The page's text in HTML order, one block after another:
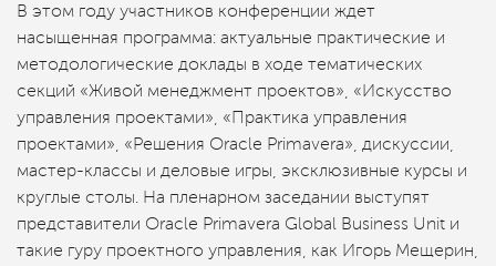
В этом году участников конференции ждет
насыщенная программа: актуальные практические и
методологические доклады в ходе тематических
секций «Живой менеджмент проектов», «Искусство
управления проектами», «Практика управления
проектами», «Решения Oracle Primavera», дискуссии,
мастер-классы и деловые игры, эксклюзивные курсы и
круглые столы. На пленарном заседании выступят
представители Oracle Primavera Global Business Unit и
такие гуру проектного управления, как Игорь Мещерин,